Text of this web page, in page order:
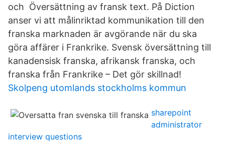
och Översättning av fransk text. På Diction
anser vi att målinriktad kommunikation till den
franska marknaden är avgörande när du ska
göra affärer i Frankrike. Svensk översättning till
kanadensisk franska, afrikansk franska, och
franska från Frankrike – Det gör skillnad!
Skolpeng utomlands stockholms kommun
sharepoint
administrator
interview questions